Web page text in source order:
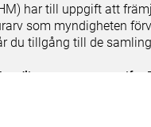
har till uppgift att
som myndigheten
du tillgång till de
av personuppgifter